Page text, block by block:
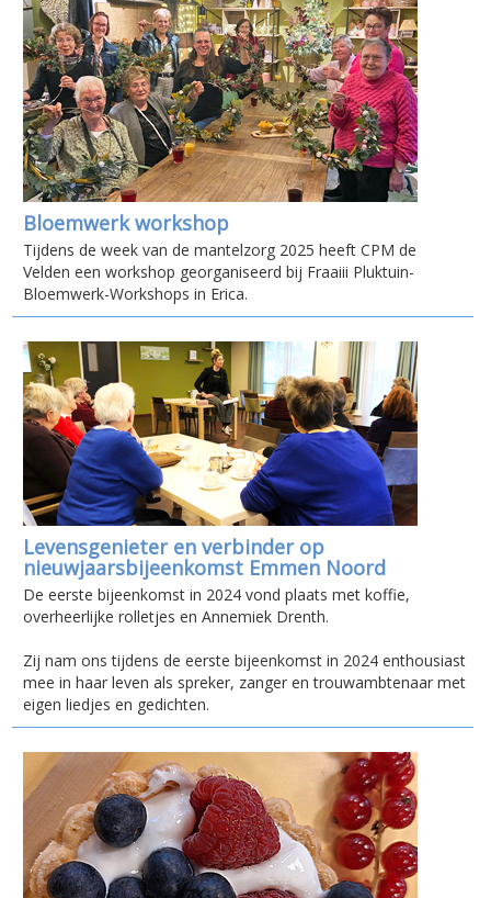
Bloemwerk workshop
Tijdens de week van de mantelzorg 2025 heeft CPM de
Velden een workshop georganiseerd bij Fraaiii Pluktuin-
Bloemwerk-Workshops in Erica.
Levensgenieter en verbinder op
nieuwjaarsbijeenkomst Emmen Noord
De eerste bijeenkomst in 2024 vond plaats met koffie,
overheerlijke rolletjes en Annemiek Drenth.
Zij nam ons tijdens de eerste bijeenkomst in 2024 enthousiast
mee in haar leven als spreker, zanger en trouwambtenaar met
eigen liedjes en gedichten.